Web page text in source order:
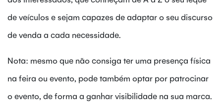
de veículos e sejam capazes de adaptar o seu discurso
de venda a cada necessidade.
Nota: mesmo que não consiga ter uma presença física
na feira ou evento, pode também optar por patrocinar
o evento, de forma a ganhar visibilidade na sua marca.